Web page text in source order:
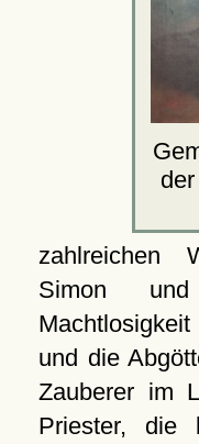
der
zahlreichen
Simon
und die
Zauberer im
Priester, die